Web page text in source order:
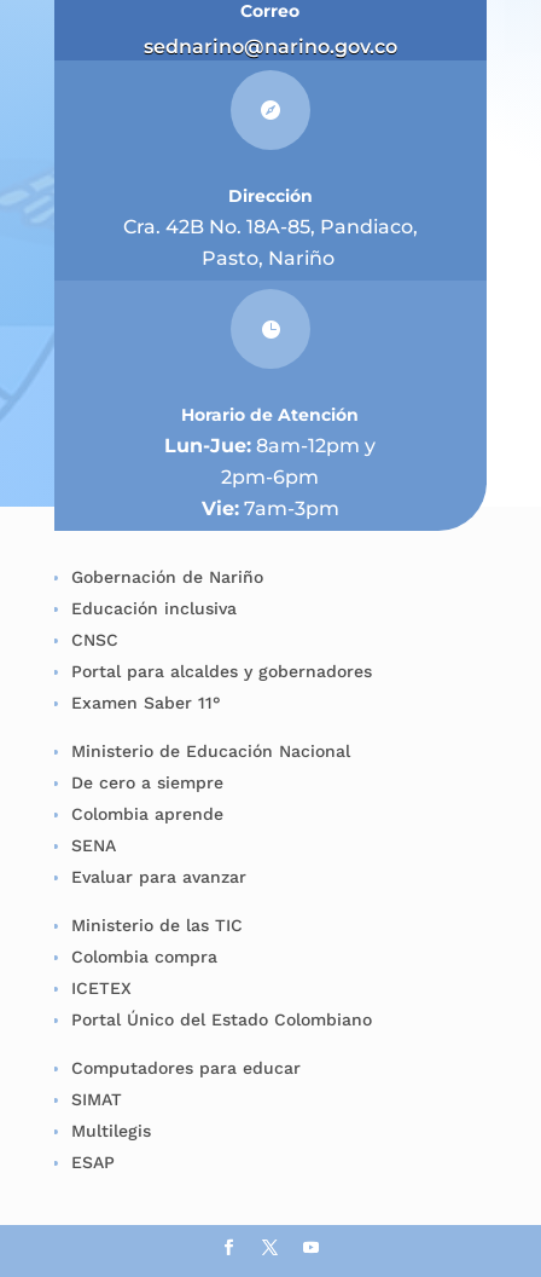
Correo
sednarino@narino.gov.co

Dirección
Cra. 42B No. 18A-85, Pandiaco,
Pasto, Nariño

Horario de Atención
Lun-Jue: 8am-12pm y
2pm-6pm
Vie:7am-3pm
Gobernación de Nariño
Educación inclusiva
CNSC
Portal para alcaldes y gobernadores
Examen Saber 11°
Ministerio de Educación Nacional
De cero a siempre
Colombia aprende
SENA
Evaluar para avanzar
Ministerio de las TIC
Colombia compra
ICETEX
Portal Único del Estado Colombiano
Computadores para educar
SIMAT
Multilegis
ESAP